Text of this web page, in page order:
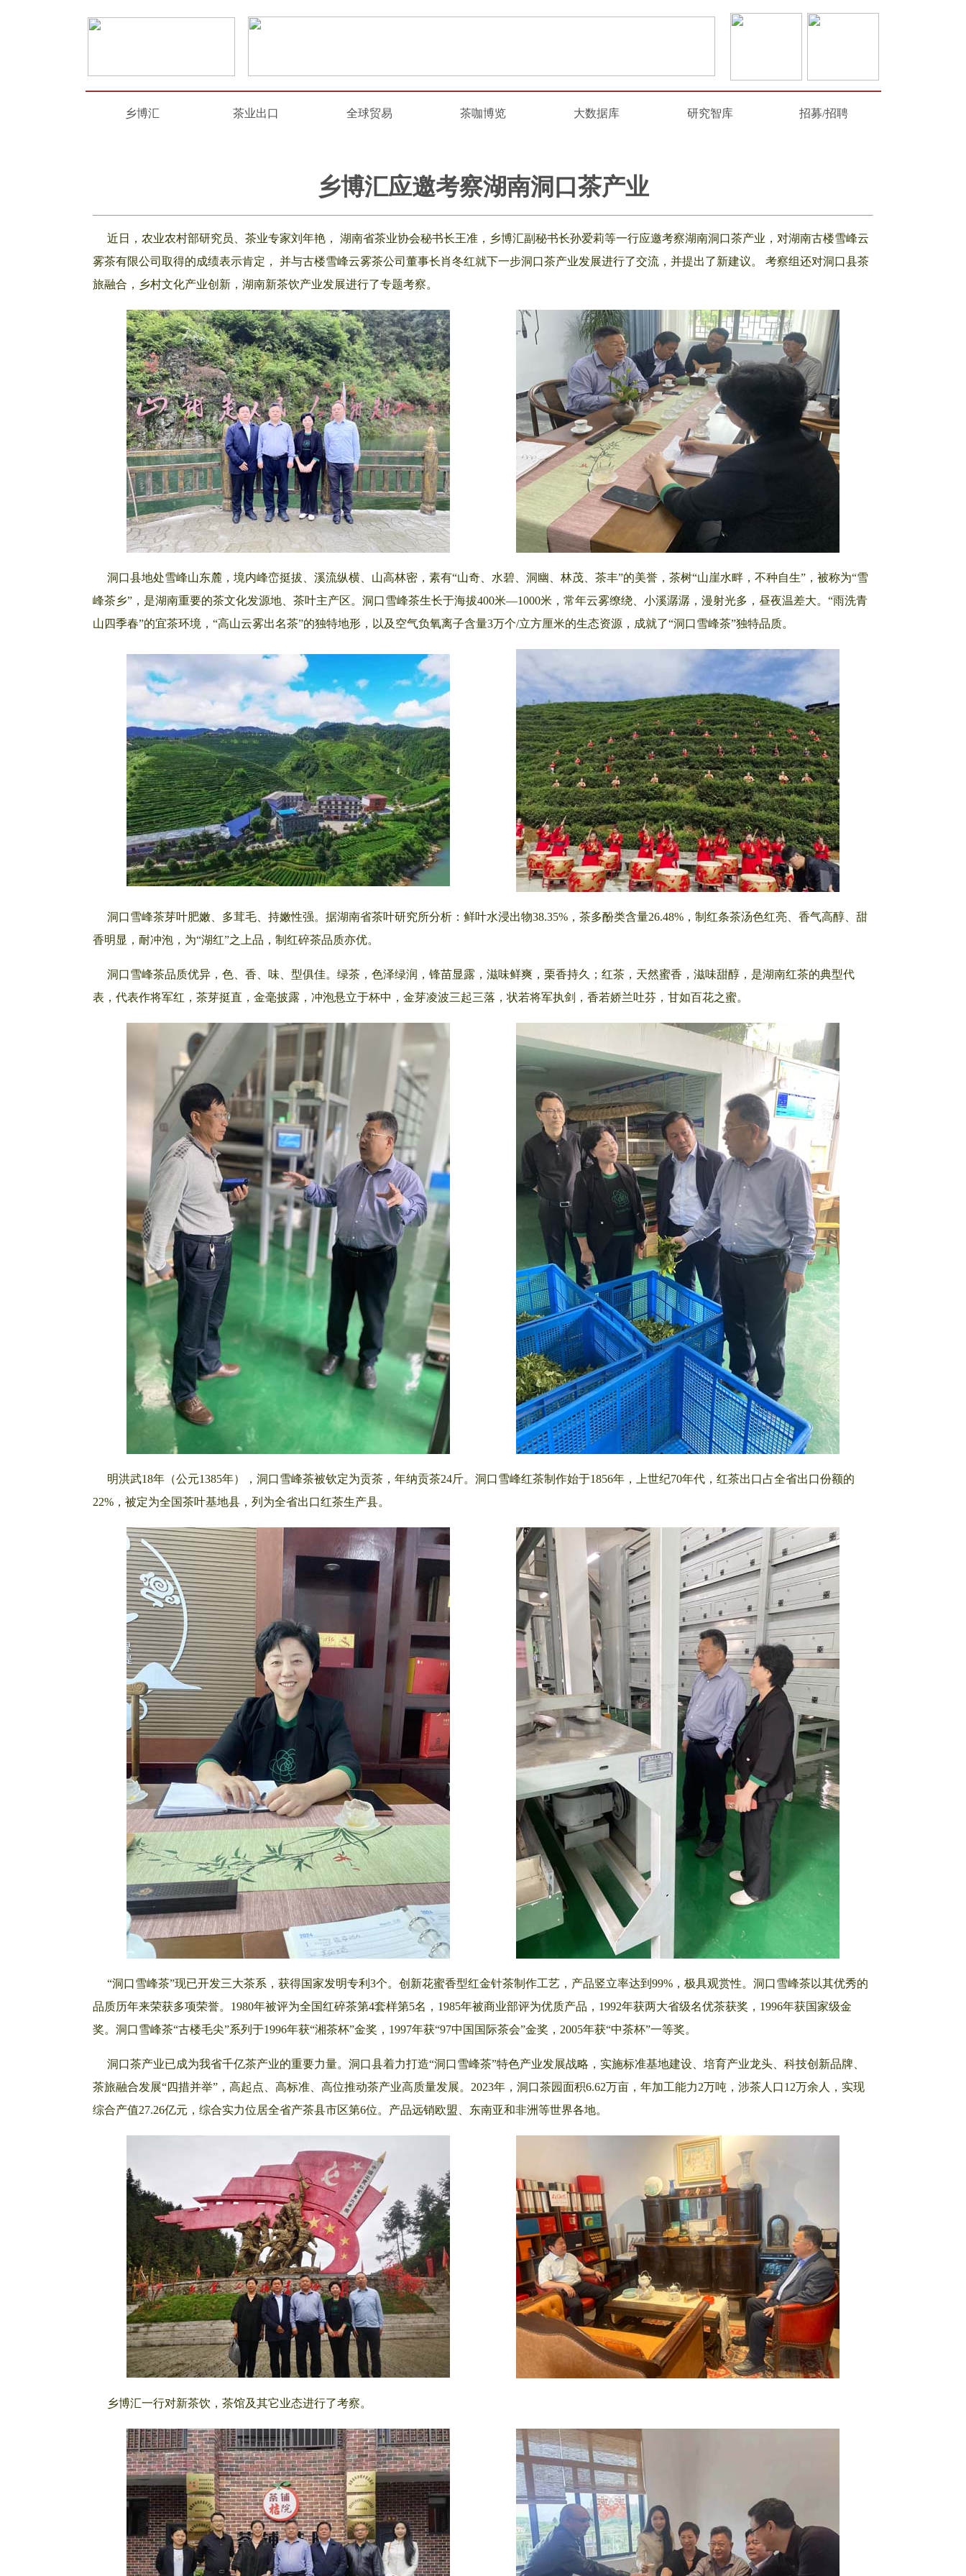
乡博汇 茶业出口 全球贸易 茶咖博览 大数据库 研究智库 招募/招聘
乡博汇应邀考察湖南洞口茶产业
近日，农业农村部研究员、茶业专家刘年艳， 湖南省茶业协会秘书长王准，乡博汇副秘书长孙爱莉等一行应邀考察湖南洞口茶产业，对湖南古楼雪峰云
雾茶有限公司取得的成绩表示肯定， 并与古楼雪峰云雾茶公司董事长肖冬红就下一步洞口茶产业发展进行了交流，并提出了新建议。 考察组还对洞口县茶
旅融合，乡村文化产业创新，湖南新茶饮产业发展进行了专题考察。
洞口县地处雪峰山东麓，境内峰峦挺拔、溪流纵横、山高林密，素有“山奇、水碧、洞幽、林茂、茶丰”的美誉，茶树“山崖水畔，不种自生”，被称为“雪
峰茶乡”，是湖南重要的茶文化发源地、茶叶主产区。洞口雪峰茶生长于海拔400米—1000米，常年云雾缭绕、小溪潺潺，漫射光多，昼夜温差大。“雨洗青
山四季春”的宜茶环境，“高山云雾出名茶”的独特地形，以及空气负氧离子含量3万个/立方厘米的生态资源，成就了“洞口雪峰茶”独特品质。
洞口雪峰茶芽叶肥嫩、多茸毛、持嫩性强。据湖南省茶叶研究所分析：鲜叶水浸出物38.35%，茶多酚类含量26.48%，制红条茶汤色红亮、香气高醇、甜
香明显，耐冲泡，为“湖红”之上品，制红碎茶品质亦优。
洞口雪峰茶品质优异，色、香、味、型俱佳。绿茶，色泽绿润，锋苗显露，滋味鲜爽，栗香持久；红茶，天然蜜香，滋味甜醇，是湖南红茶的典型代
表，代表作将军红，茶芽挺直，金毫披露，冲泡悬立于杯中，金芽凌波三起三落，状若将军执剑，香若娇兰吐芬，甘如百花之蜜。
明洪武18年（公元1385年），洞口雪峰茶被钦定为贡茶，年纳贡茶24斤。洞口雪峰红茶制作始于1856年，上世纪70年代，红茶出口占全省出口份额的
22%，被定为全国茶叶基地县，列为全省出口红茶生产县。
“洞口雪峰茶”现已开发三大茶系，获得国家发明专利3个。创新花蜜香型红金针茶制作工艺，产品竖立率达到99%，极具观赏性。洞口雪峰茶以其优秀的
品质历年来荣获多项荣誉。1980年被评为全国红碎茶第4套样第5名，1985年被商业部评为优质产品，1992年获两大省级名优茶获奖，1996年获国家级金
奖。洞口雪峰茶“古楼毛尖”系列于1996年获“湘茶杯”金奖，1997年获“97中国国际茶会”金奖，2005年获“中茶杯”一等奖。
洞口茶产业已成为我省千亿茶产业的重要力量。洞口县着力打造“洞口雪峰茶”特色产业发展战略，实施标准基地建设、培育产业龙头、科技创新品牌、
茶旅融合发展“四措并举”，高起点、高标准、高位推动茶产业高质量发展。2023年，洞口茶园面积6.62万亩，年加工能力2万吨，涉茶人口12万余人，实现
综合产值27.26亿元，综合实力位居全省产茶县市区第6位。产品远销欧盟、东南亚和非洲等世界各地。
乡博汇一行对新茶饮，茶馆及其它业态进行了考察。